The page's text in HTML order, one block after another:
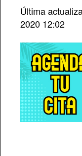
Última
2020 12:02